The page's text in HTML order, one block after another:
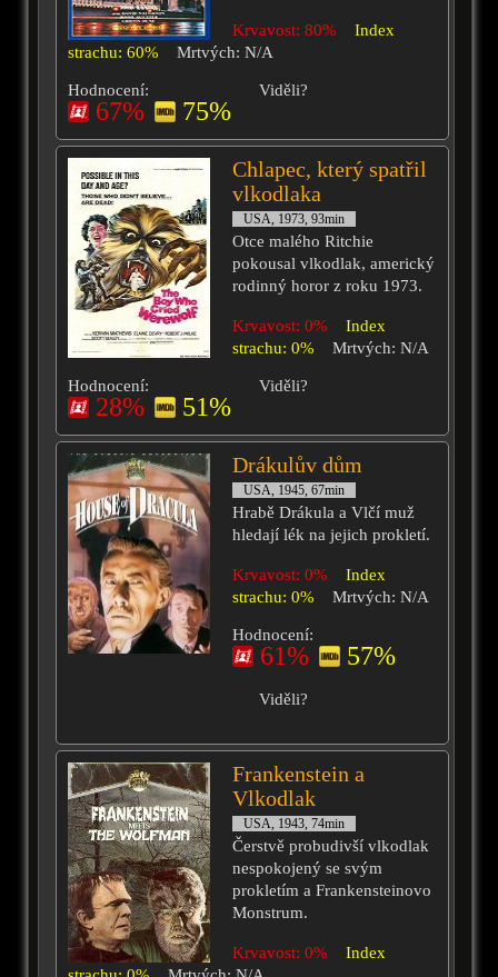
Krvavost: 80%
Index
strachu: 60%
Mrtvých: N/A
Hodnocení:
67% 75%
Viděli?
Chlapec, který spatřil
vlkodlaka
USA, 1973, 93min
Otce malého Ritchie
pokousal vlkodlak, americký
rodinný horor z roku 1973.
Krvavost: 0%
Index
strachu: 0%
Mrtvých: N/A
Hodnocení:
28% 51%
Viděli?
Drákulův dům
USA, 1945, 67min
Hrabě Drákula a Vlčí muž
hledají lék na jejich prokletí.
Krvavost: 0%
Index
strachu: 0%
Mrtvých: N/A
Hodnocení:
61% 57%
Viděli?
Frankenstein a
Vlkodlak
USA, 1943, 74min
Čerstvě probudivší vlkodlak
nespokojený se svým
prokletím a Frankensteinovo
Monstrum.
Krvavost: 0%
Index